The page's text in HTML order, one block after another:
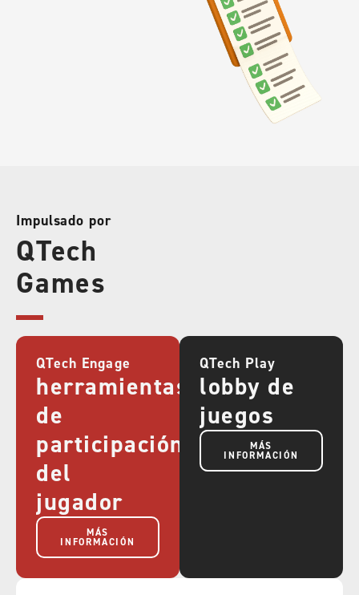
Impulsado por
QTech
Games
QTech Engage
herramientas
de
participación
del
jugador
MÁS
INFORMACIÓN
QTech Play
lobby de
juegos
MÁS
INFORMACIÓN